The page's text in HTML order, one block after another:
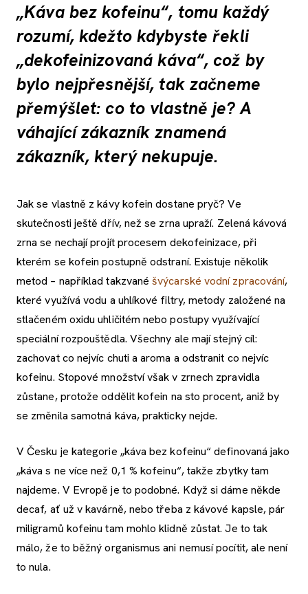
„Káva bez kofeinu“, tomu každý
rozumí, kdežto kdybyste řekli
„dekofeinizovaná káva“, což by
bylo nejpřesnější, tak začneme
přemýšlet: co to vlastně je? A
váhající zákazník znamená
zákazník, který nekupuje.
Jak se vlastně z kávy kofein dostane pryč? Ve
skutečnosti ještě dřív, než se zrna upraží. Zelená kávová
zrna se nechají projít procesem dekofeinizace, při
kterém se kofein postupně odstraní. Existuje několik
metod – například takzvanéšvýcarské vodní zpracování,
které využívá vodu a uhlíkové filtry, metody založené na
stlačeném oxidu uhličitém nebo postupy využívající
speciální rozpouštědla. Všechny ale mají stejný cíl:
zachovat co nejvíc chuti a aroma a odstranit co nejvíc
kofeinu. Stopové množství však v zrnech zpravidla
zůstane, protože oddělit kofein na sto procent, aniž by
se změnila samotná káva, prakticky nejde.
V Česku je kategorie „káva bez kofeinu“ definovaná jako
„káva s ne více než 0,1 % kofeinu“, takže zbytky tam
najdeme. V Evropě je to podobné. Když si dáme někde
decaf, ať už v kavárně, nebo třeba z kávové kapsle, pár
miligramů kofeinu tam mohlo klidně zůstat. Je to tak
málo, že to běžný organismus ani nemusí pocítit, ale není
to nula.